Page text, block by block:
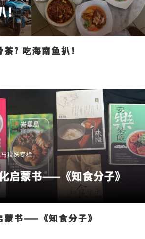
? 吃海南鱼扒！
蒙书——《知食分子》